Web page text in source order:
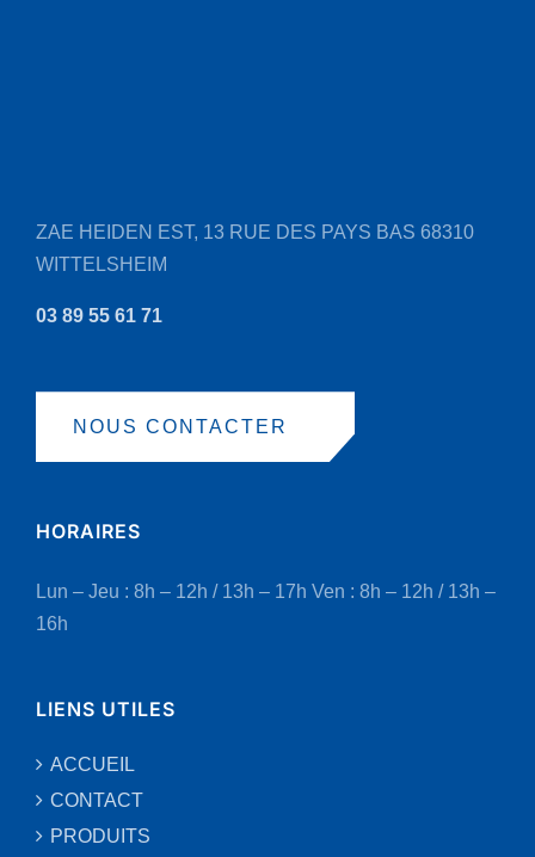
ZAE HEIDEN EST, 13 RUE DES PAYS BAS 68310
WITTELSHEIM
03 89 55 61 71
NOUS CONTACTER
HORAIRES
Lun – Jeu : 8h – 12h / 13h – 17h Ven : 8h – 12h / 13h –
16h
LIENS UTILES
ACCUEIL
CONTACT
PRODUITS